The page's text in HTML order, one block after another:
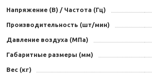
Напряжение (В) / Частота (Гц)
Производительность (шт/мин)
Давление воздуха (МПа)
Габаритные размеры (мм)
Вес (кг)